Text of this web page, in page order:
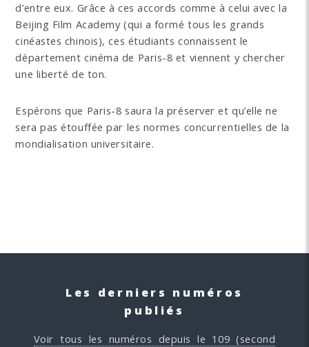
d’entre eux. Grâce à ces accords comme à celui avec la
Beijing Film Academy (qui a formé tous les grands
cinéastes chinois), ces étudiants connaissent le
département cinéma de Paris-8 et viennent y chercher
une liberté de ton.
Espérons que Paris-8 saura la préserver et qu’elle ne
sera pas étouffée par les normes concurrentielles de la
mondialisation universitaire.
Les derniers numéros
publiés
Voir tous les numéros depuis le 109 (second